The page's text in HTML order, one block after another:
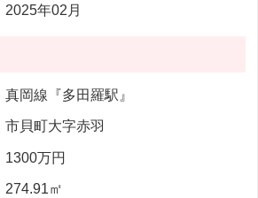
2025年02月
真岡線『多田羅駅』
市貝町大字赤羽
1300万円
274.91㎡